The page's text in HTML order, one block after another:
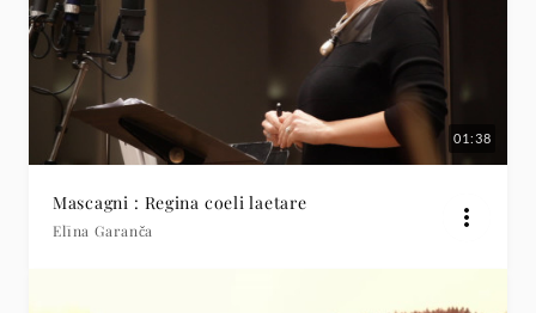
01:38
Mascagni : Regina coeli laetare
Elīna Garanča